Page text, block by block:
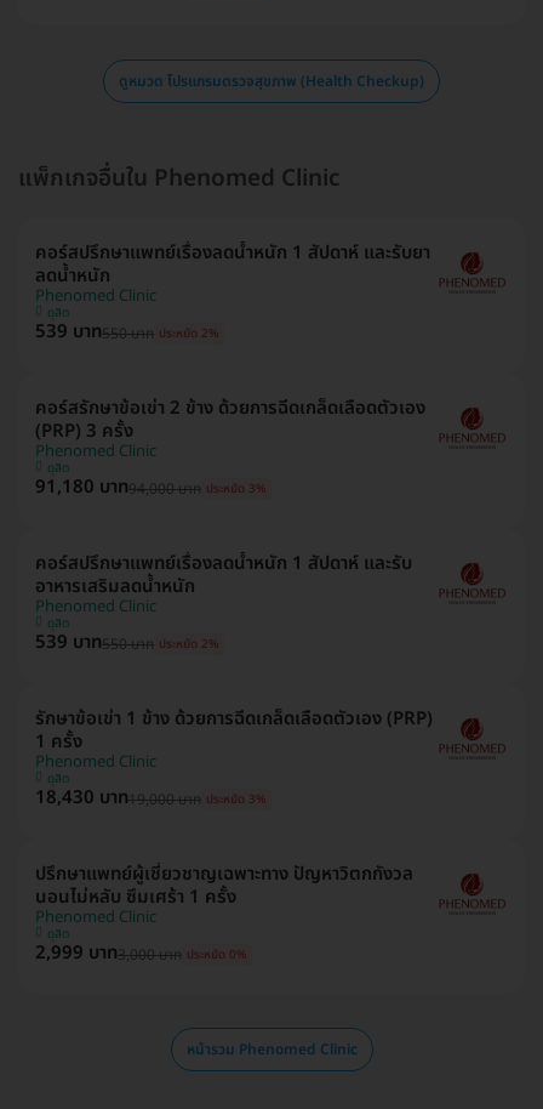
ดูหมวด โปรแกรมตรวจสุขภาพ (Health Checkup)
แพ็กเกจอื่นใน Phenomed Clinic
คอร์สปรึกษาแพทย์เรื่องลดน้ำหนัก 1 สัปดาห์ และรับยา
ลดน้ำหนัก
Phenomed Clinic
ดุสิต
539 บาท550 บาท ประหยัด 2%
คอร์สรักษาข้อเข่า 2 ข้าง ด้วยการฉีดเกล็ดเลือดตัวเอง
(PRP) 3 ครั้ง
Phenomed Clinic
ดุสิต
91,180 บาท94,000 บาท ประหยัด 3%
คอร์สปรึกษาแพทย์เรื่องลดน้ำหนัก 1 สัปดาห์ และรับ
อาหารเสริมลดน้ำหนัก
Phenomed Clinic
ดุสิต
539 บาท550 บาท ประหยัด 2%
รักษาข้อเข่า 1 ข้าง ด้วยการฉีดเกล็ดเลือดตัวเอง (PRP)
1 ครั้ง
Phenomed Clinic
ดุสิต
18,430 บาท19,000 บาท ประหยัด 3%
ปรึกษาแพทย์ผู้เชี่ยวชาญเฉพาะทาง ปัญหาวิตกกังวล
นอนไม่หลับ ซึมเศร้า 1 ครั้ง
Phenomed Clinic
ดุสิต
2,999 บาท3,000 บาท ประหยัด 0%
หน้ารวม Phenomed Clinic